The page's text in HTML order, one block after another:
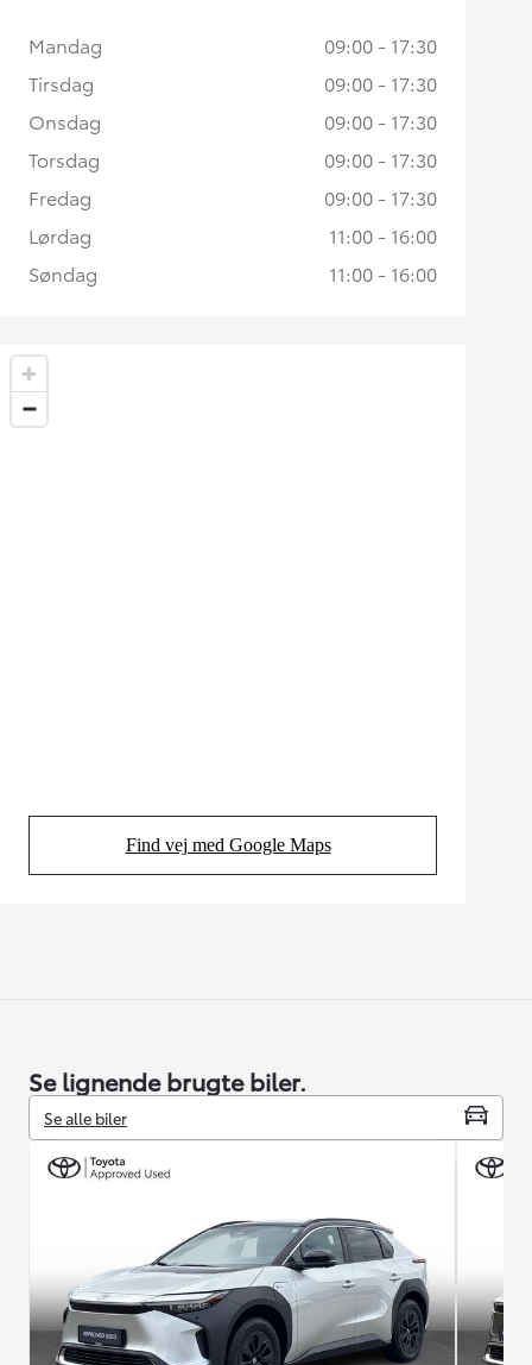
Find vej med Google Maps
(Opens in new tab)
Mandag
09:00 - 17:30
Tirsdag
09:00 - 17:30
Onsdag
09:00 - 17:30
Torsdag
09:00 - 17:30
Fredag
09:00 - 17:30
Lørdag
11:00 - 16:00
Søndag
11:00 - 16:00
Se lignende brugte biler.
Se alle biler